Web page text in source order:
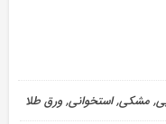
مشکی, استخوانی, ورق طلا